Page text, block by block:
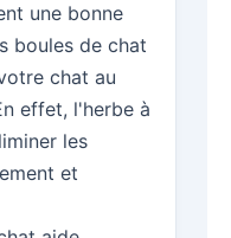
une bonne
boules de chat
chat au
effet, l'herbe à
les
et